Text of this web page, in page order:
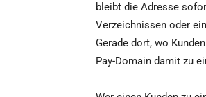
bleibt die Adresse
Verzeichnissen oder
Gerade dort, wo
Pay-Domain damit zu